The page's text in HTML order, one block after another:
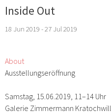
Inside Out
18 Jun 2019 - 27 Jul 2019
About
Ausstellungseröffnung
Samstag, 15.06.2019, 11–14 Uhr
Galerie Zimmermann Kratochwill